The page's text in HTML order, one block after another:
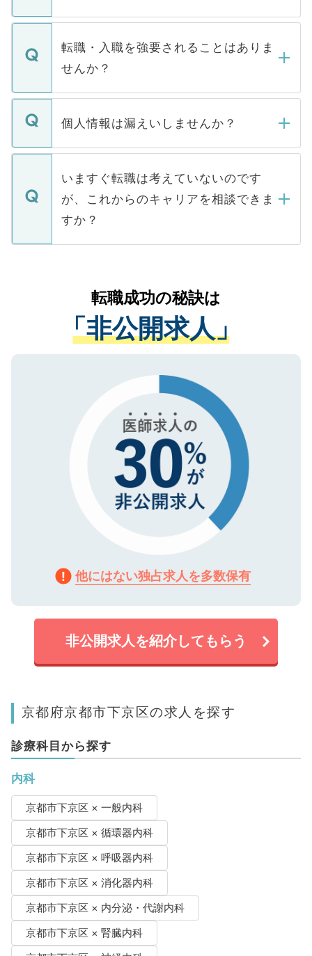
ます。通常、5営業日以内にはご連絡をせて
いただきますので、しばらくお待ちくださ
マイナビDOCTORで取り扱っている求人の
うち約3割は、Webサイトからご覧いただ
けない「非公開求人」です。非公開求人は
下記の理由によって、一般には公開してい
ません。
■応募殺到を避けるため 人気のある医療機
関を公にしてしまうと、応募が殺到する場
に、医療機関が求める条件に合った人材の
みを人材紹介会社に依頼するケースが増え
ています。
転職・入職を強要されることはありま
せんか？
転職・入職を強要することは一切ありませ
ん。また、仮に応募先から内定をいただい
定を承諾する必要はありません。内定先へ
の辞退の連絡はキャリアパートナーが行い
個人情報は漏えいしませんか？
個人情報が漏えいすることはありませんの
で、ご安心ください。当サイトからの登録
などで収集したご登録者様の個人情報は、
ご本人のキャリアアップおよび転職活動の
支援を目的に使用いたします。お預かりし
ているすべての個人データはご本人の許可
は、個人情報の取り扱いについての厳密な
管理基準を満たした事業者のみに付与され
る、プライバシーマークを取得済みです。
で、機密保持に関してもご安心ください。
いますぐ転職は考えていないのです
が、これからのキャリアを相談できま
すか？
かがいして、現在の医療機関の状況や紹介
経験をまじえながら、適切なアドバイスを
させていただきます。すぐにご転職をされ
ない方には、長期的なサポートが可能です
ので、まずはご登録ください。
転職成功の秘訣は
「非公開求人」
他にはない独占求人を多数保有
非公開求人を紹介してもらう
京都府京都市下京区の求人を探す
診療科目から探す
内科
京都市下京区 × 一般内科
京都市下京区 × 循環器内科
京都市下京区 × 呼吸器内科
京都市下京区 × 消化器内科
京都市下京区 × 内分泌・代謝内科
京都市下京区 × 腎臓内科